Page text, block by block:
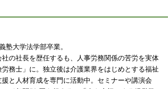
塾大学法学部卒業。
の社長を歴任するも、人事労務関係の苦労を実体
務士」に。独立後は介護業界をはじめとする福祉
と人材育成を専門に活動中。セミナーや講演会